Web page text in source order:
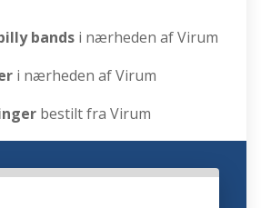
bands i nærheden af Virum
i nærheden af Virum
bestilt fra Virum